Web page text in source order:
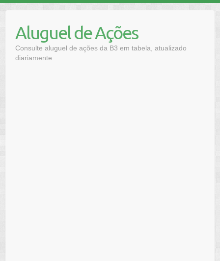
contentAluguel de Ações
Consulte aluguel de ações da B3 em tabela, atualizado
diariamente.